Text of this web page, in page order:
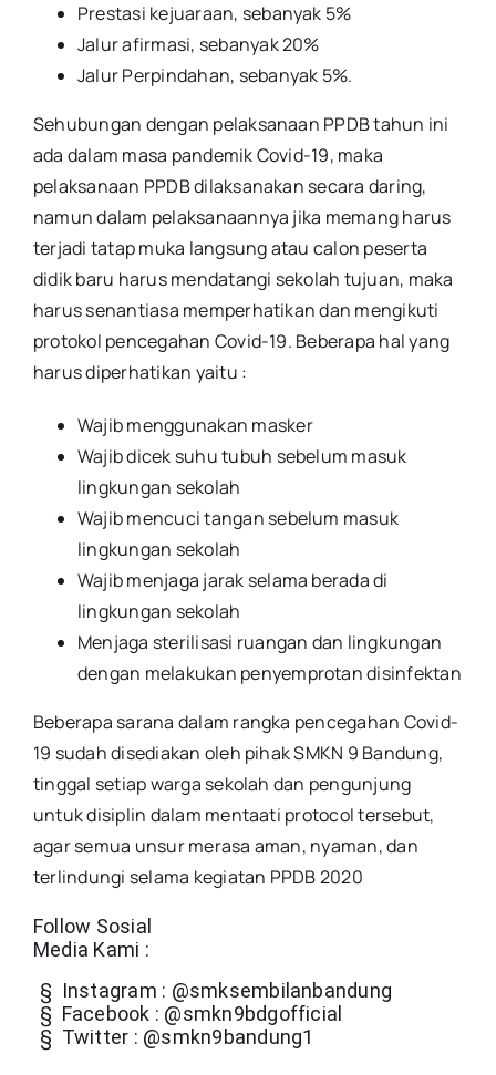
Prestasi kejuaraan, sebanyak 5%
Jalur afirmasi, sebanyak 20%
Jalur Perpindahan, sebanyak 5%.
Sehubungan dengan pelaksanaan PPDB tahun ini
ada dalam masa pandemik Covid-19, maka
pelaksanaan PPDB dilaksanakan secara daring,
namun dalam pelaksanaannya jika memang harus
terjadi tatap muka langsung atau calon peserta
didik baru harus mendatangi sekolah tujuan, maka
harus senantiasa memperhatikan dan mengikuti
protokol pencegahan Covid-19. Beberapa hal yang
harus diperhatikan yaitu :
Wajib menggunakan masker
Wajib dicek suhu tubuh sebelum masuk
lingkungan sekolah
Wajib mencuci tangan sebelum masuk
lingkungan sekolah
Wajib menjaga jarak selama berada di
lingkungan sekolah
Menjaga sterilisasi ruangan dan lingkungan
dengan melakukan penyemprotan disinfektan
Beberapa sarana dalam rangka pencegahan Covid-
19 sudah disediakan oleh pihak SMKN 9 Bandung,
tinggal setiap warga sekolah dan pengunjung
untuk disiplin dalam mentaati protocol tersebut,
agar semua unsur merasa aman, nyaman, dan
terlindungi selama kegiatan PPDB 2020
Follow Sosial
Media Kami :
§ Instagram : @smksembilanbandung
§ Facebook : @smkn9bdgofficial
§ Twitter : @smkn9bandung1